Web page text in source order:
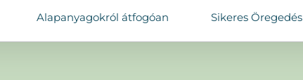
Alapanyagokról átfogóan Sikeres Öregedés